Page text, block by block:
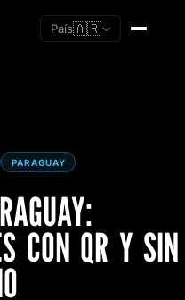
País🇦🇷
PARAGUAY
CON QR Y SIN